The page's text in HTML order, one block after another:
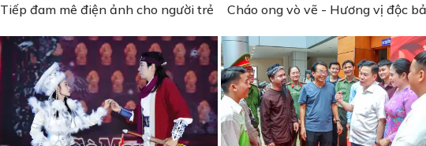
Tiếp đam mê điện ảnh cho người trẻ Cháo ong vò vẽ - Hương vị độc